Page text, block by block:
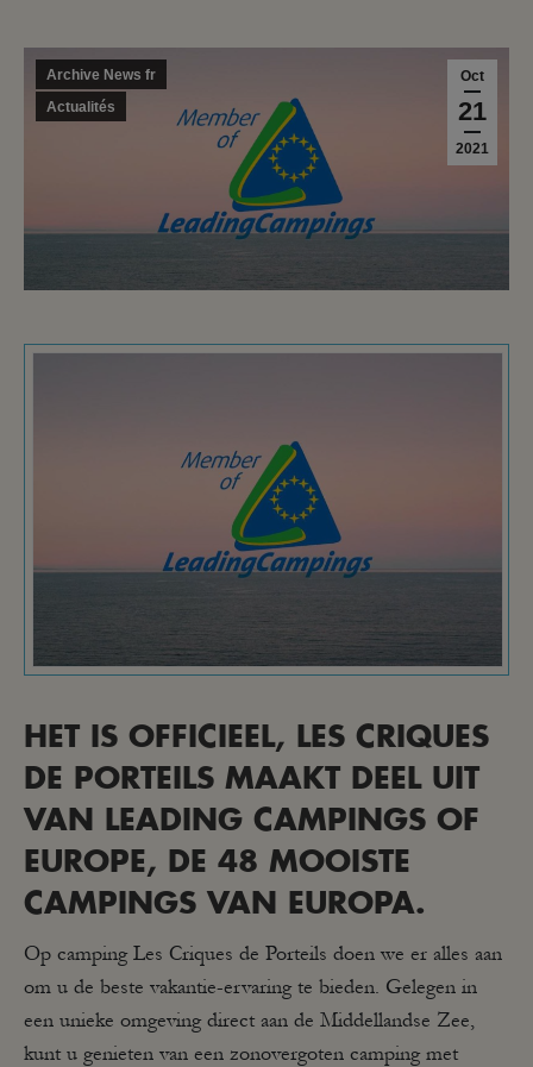
Oct
21
2021
Archive News fr
Actualités
HET IS OFFICIEEL, LES CRIQUES
DE PORTEILS MAAKT DEEL UIT
VAN LEADING CAMPINGS OF
EUROPE, DE 48 MOOISTE
CAMPINGS VAN EUROPA.
Op camping Les Criques de Porteils doen we er alles aan
om u de beste vakantie-ervaring te bieden. Gelegen in
een unieke omgeving direct aan de Middellandse Zee,
kunt u genieten van een zonovergoten camping met